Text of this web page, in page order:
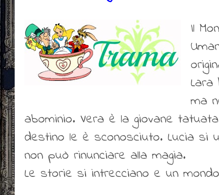
Il
ma
abominio. Vera è la giovane
destino le è sconosciuto. Lucia si
non può rinunciare alla magia.
Le storie si intrecciano e un